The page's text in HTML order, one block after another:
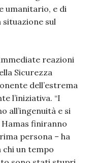
umanitario, e di
sul
reazioni
Sicurezza
dell’estrema
l’iniziativa. “I
all’ingenuità e si
finiranno
persona – ha
chi un tempo